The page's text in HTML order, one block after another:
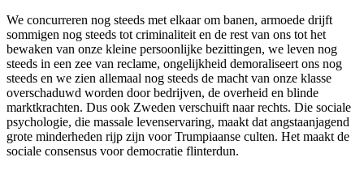
We concurreren nog steeds met elkaar om banen, armoede drijft
sommigen nog steeds tot criminaliteit en de rest van ons tot het
bewaken van onze kleine persoonlijke bezittingen, we leven nog
steeds in een zee van reclame, ongelijkheid demoraliseert ons nog
steeds en we zien allemaal nog steeds de macht van onze klasse
overschaduwd worden door bedrijven, de overheid en blinde
marktkrachten. Dus ook Zweden verschuift naar rechts. Die sociale
psychologie, die massale levenservaring, maakt dat angstaanjagend
grote minderheden rijp zijn voor Trumpiaanse culten. Het maakt de
sociale consensus voor democratie flinterdun.